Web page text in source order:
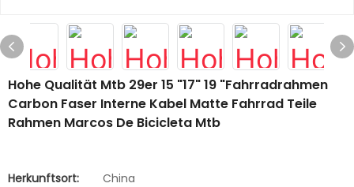
Hohe Qualität Mtb 29er 15 "17" 19 "Fahrradrahmen
Carbon Faser Interne Kabel Matte Fahrrad Teile
Rahmen Marcos De Bicicleta Mtb
Herkunftsort:
China